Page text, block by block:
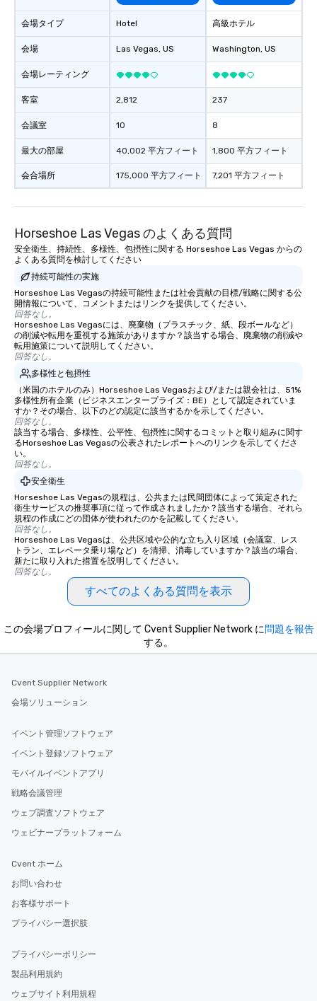
会場タイプ
会場
会場レーティング
客室
会議室
最大の部屋
会合場所
Hotel
Las Vegas, US
2,812
10
40,002 平方フィート
175,000 平方フィート
高級ホテル
Washington, US
237
8
1,800 平方フィート
7,201 平方フィート
Horseshoe Las Vegas のよくある質問
安全衛生、持続性、多様性、包摂性に関する Horseshoe Las Vegas からの
よくある質問を検討してください
持続可能性の実施
Horseshoe Las Vegasの持続可能性または社会貢献の目標/戦略に関する公
開情報について、コメントまたはリンクを提供してください。
回答なし。
Horseshoe Las Vegasには、廃棄物（プラスチック、紙、段ボールなど）
の削減や転用を重視する施策がありますか？該当する場合、廃棄物の削減や
転用施策について説明してください。
回答なし。
多様性と包摂性
（米国のホテルのみ）Horseshoe Las Vegasおよび/または親会社は、51%
多様性所有企業（ビジネスエンタープライズ：BE）として認定されていま
すか？その場合、以下のどの認定に該当するかを示してください。
回答なし。
該当する場合、多様性、公平性、包摂性に関するコミットと取り組みに関す
るHorseshoe Las Vegasの公表されたレポートへのリンクを示してくださ
い。
回答なし。
安全衛生
Horseshoe Las Vegasの規程は、公共または民間団体によって策定された
衛生サービスの推奨事項に従って作成されましたか？該当する場合、それら
規程の作成にどの団体が使われたのかを記載してください。
回答なし。
Horseshoe Las Vegasは、公共区域や公的な立ち入り区域（会議室、レス
トラン、エレベータ乗り場など）を清掃、消毒していますか？該当の場合、
新たに取り入れた措置を説明してください。
回答なし。
すべてのよくある質問を表示
この会場プロフィールに関して Cvent Supplier Network に問題を報告
する。
Cvent Supplier Network
会場ソリューション
イベント管理ソフトウェア
イベント登録ソフトウェア
モバイルイベントアプリ
戦略会議管理
ウェブ調査ソフトウェア
ウェビナープラットフォーム
Cvent ホーム
お問い合わせ
お客様サポート
プライバシー選択肢
プライバシーポリシー
製品利用規約
ウェブサイト利用規程